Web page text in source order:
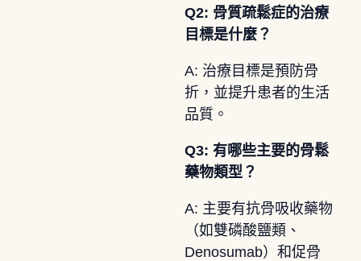
Q2: 骨質疏鬆症的治療
目標是什麼？
A: 治療目標是預防骨
折，並提升患者的生活
品質。
Q3: 有哪些主要的骨鬆
藥物類型？
A: 主要有抗骨吸收藥物
（如雙磷酸鹽類、
Denosumab）和促骨